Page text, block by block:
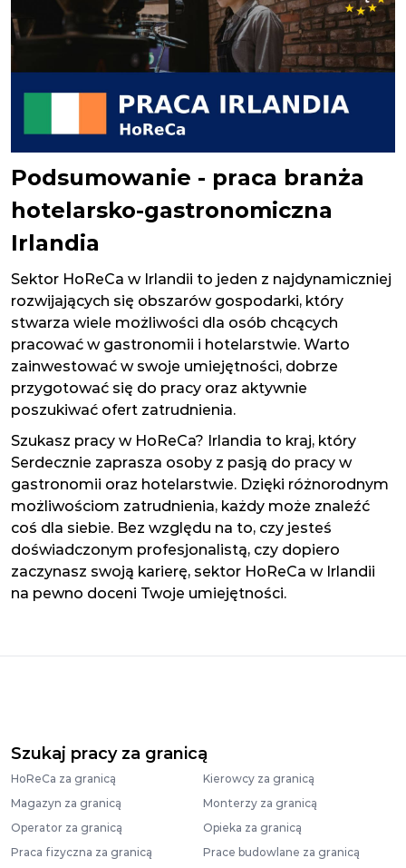
Podsumowanie - praca branża
hotelarsko-gastronomiczna
Irlandia
Sektor HoReCa w Irlandii to jeden z najdynamiczniej
rozwijających się obszarów gospodarki, który
stwarza wiele możliwości dla osób chcących
pracować w gastronomii i hotelarstwie. Warto
zainwestować w swoje umiejętności, dobrze
przygotować się do pracy oraz aktywnie
poszukiwać ofert zatrudnienia.
Szukasz pracy w HoReCa? Irlandia to kraj, który
Serdecznie zaprasza osoby z pasją do pracy w
gastronomii oraz hotelarstwie. Dzięki różnorodnym
możliwościom zatrudnienia, każdy może znaleźć
coś dla siebie. Bez względu na to, czy jesteś
doświadczonym profesjonalistą, czy dopiero
zaczynasz swoją karierę, sektor HoReCa w Irlandii
na pewno doceni Twoje umiejętności.
Szukaj pracy za granicą
HoReCa za granicą
Kierowcy za granicą
Magazyn za granicą
Monterzy za granicą
Operator za granicą
Opieka za granicą
Praca fizyczna za granicą
Prace budowlane za granicą